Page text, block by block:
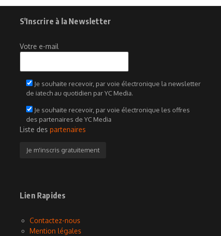
S'Inscrire à la Newsletter
Votre e-mail
Je souhaite recevoir, par voie électronique la newsletter
de iatech au quotidien par YC Media.
Je souhaite recevoir, par voie électronique les offres
des partenaires de YC Media
Liste des partenaires
Lien Rapides
Contactez-nous
Mention légales